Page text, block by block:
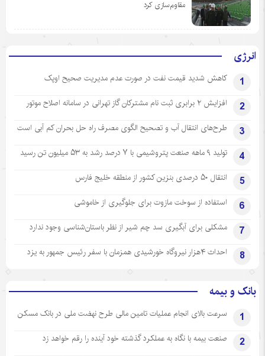
مقاوم‌سازی کرد
انرژی
1 کاهش شدید قیمت نفت در صورت عدم مدیریت صحیح اوپک
2 افزایش ۲ برابری ثبت نام مشترکان گاز تهرانی‌ در سامانه اصلاح موتور
3 طرح‌های انتقال آب و تصحیح الگوی مصرف راه حل بحران کم آبی است
4 تولید ۹ ماهه صنعت پتروشیمی با ۷ درصد رشد به ۵۳ میلیون تن رسید
5 انتقال ۵۰ درصدی بنزین کشور از منطقه خلیج فارس
6 استفاده از سوخت مازوت برای جلوگیری از خاموشی
7 مشکلی برای آبگیری سد چم شیر از نظر باستان‌شناسی وجود ندارد
8 احداث ۴هزار نیروگاه خورشیدی همزمان با سفر رئیس جمهور به یزد
بانک و بیمه
1 سرعت بالای انجام عملیات تامین مالی طرح نهضت ملی در بانک مسکن
2 صنعت بیمه با نگاه به عملکرد گذشته خود آینده را رقم خواهد زد